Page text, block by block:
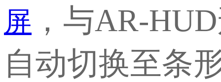
屏 ，与AR-
自动切换至条